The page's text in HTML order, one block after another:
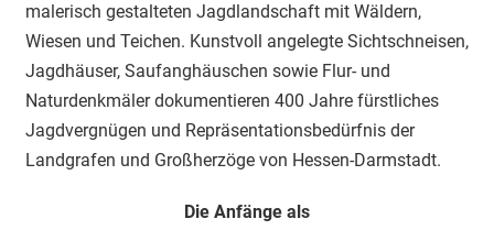
malerisch gestalteten Jagdlandschaft mit Wäldern,
Wiesen und Teichen. Kunstvoll angelegte Sichtschneisen,
Jagdhäuser, Saufanghäuschen sowie Flur- und
Naturdenkmäler dokumentieren 400 Jahre fürstliches
Jagdvergnügen und Repräsentationsbedürfnis der
Landgrafen und Großherzöge von Hessen-Darmstadt.
Die Anfänge als